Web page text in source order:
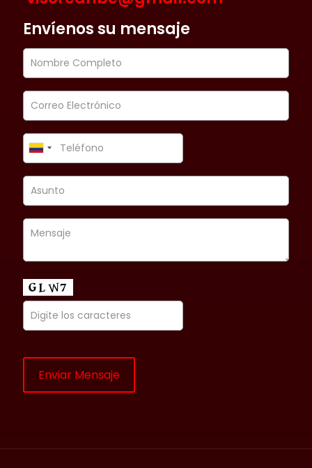
Envíenos su mensaje